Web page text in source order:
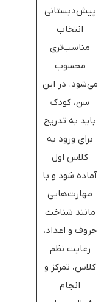
پیش‌دبستانی
انتخاب
مناسب‌تری
محسوب
می‌شود. در این
سن، کودک
باید به تدریج
برای ورود به
کلاس اول
آماده شود و با
مهارت‌هایی
مانند شناخت
حروف و اعداد،
رعایت نظم
کلاس، تمرکز و
انجام